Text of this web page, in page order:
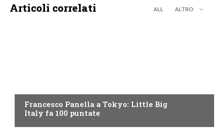
Articoli correlati ALL ALTRO
Francesco Panella a Tokyo: Little Big
Italy fa 100 puntate